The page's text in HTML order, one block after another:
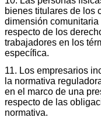
bienes titulares de los
dimensión
respecto de los
trabajadores en los
específica.
11. Los empresarios
la normativa
en el marco de una
respecto de las
normativa.